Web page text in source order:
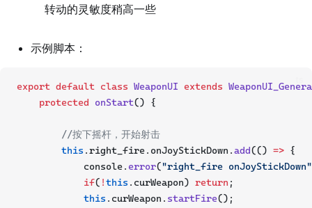
转动的灵敏度稍高一些
示例脚本：
export default class WeaponUI extends
protected
onStart() {
//按下摇杆，开始射击
this .right_fire.onJoyStickDown.add(() => {
            console.
error("right_fire onJoyStickDown"
if( !this .curWeapon) return ;
this .curWeapon. startFire();